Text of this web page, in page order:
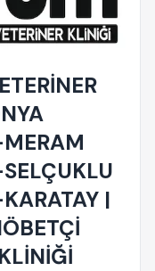
|